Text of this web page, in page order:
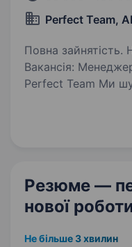
Perfect Team,
Повна зайнятість.
Вакансія:
Perfect Team Ми
хочуть у сфері
Резюме —
нової
Не більше 3 хвилин